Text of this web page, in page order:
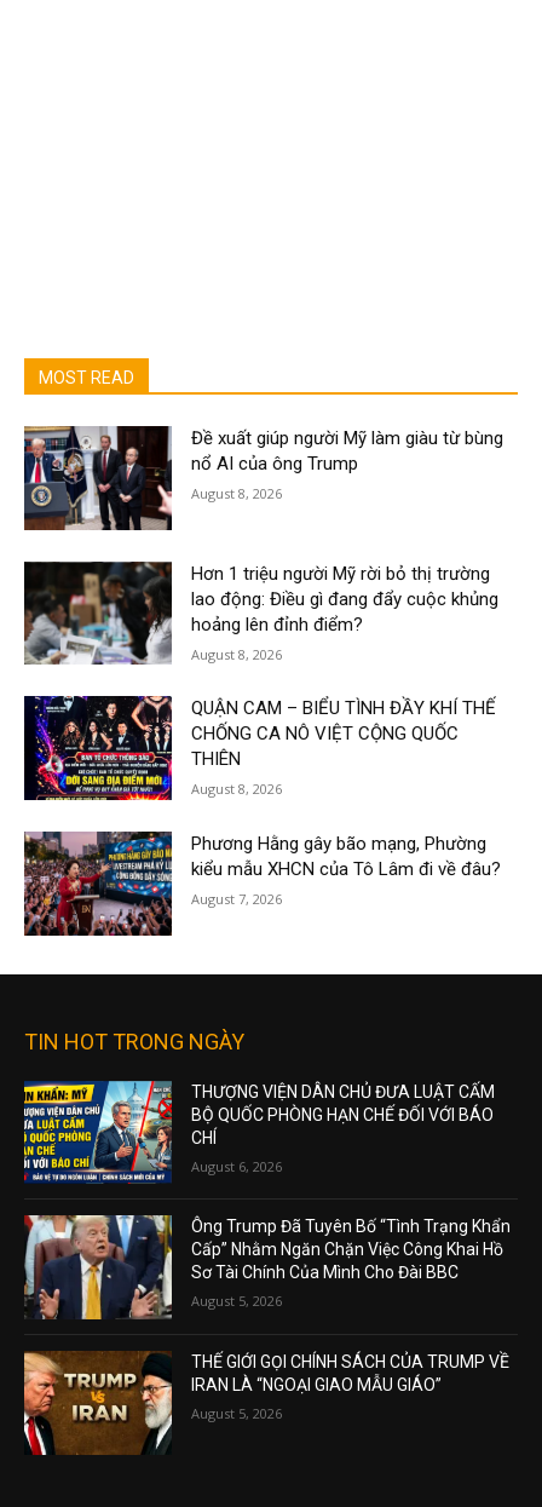
MOST READ
Đề xuất giúp người Mỹ làm giàu từ bùng
nổ AI của ông Trump
August 8, 2026
Hơn 1 triệu người Mỹ rời bỏ thị trường
lao động: Điều gì đang đẩy cuộc khủng
hoảng lên đỉnh điểm?
August 8, 2026
QUẬN CAM – BIỂU TÌNH ĐẦY KHÍ THẾ
CHỐNG CA NÔ VIỆT CỘNG QUỐC
THIÊN
August 8, 2026
Phương Hằng gây bão mạng, Phường
kiểu mẫu XHCN của Tô Lâm đi về đâu?
August 7, 2026
TIN HOT TRONG NGÀY
THƯỢNG VIỆN DÂN CHỦ ĐƯA LUẬT CẤM
BỘ QUỐC PHÒNG HẠN CHẾ ĐỐI VỚI BÁO
CHÍ
August 6, 2026
Ông Trump Đã Tuyên Bố “Tình Trạng Khẩn
Cấp” Nhằm Ngăn Chặn Việc Công Khai Hồ
Sơ Tài Chính Của Mình Cho Đài BBC
August 5, 2026
THẾ GIỚI GỌI CHÍNH SÁCH CỦA TRUMP VỀ
IRAN LÀ “NGOẠI GIAO MẪU GIÁO”
August 5, 2026